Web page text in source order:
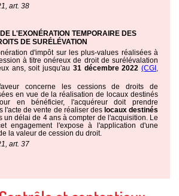
art. 38
L'EXONÉRATION TEMPORAIRE DES
DE SURÉLÉVATION
d'impôt sur les plus-values réalisées à
à titre onéreux de droit de surélévalation
ans, soit jusqu'au 31 décembre 2022 (CGI,
concerne les cessions de droits de
en vue de la réalisation de locaux destinés
en bénéficier, l'acquéreur doit prendre
l'acte de vente de réaliser des locaux destinés
un délai de 4 ans à compter de l'acquisition. Le
engagement l'expose à l'application d'une
la valeur de cession du droit.
art. 37